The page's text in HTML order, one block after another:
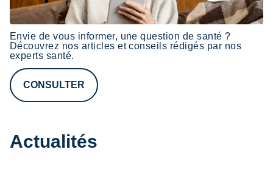
Envie de vous informer, une question de santé ?
Découvrez nos articles et conseils rédigés par nos
experts santé.
CONSULTER
Actualités